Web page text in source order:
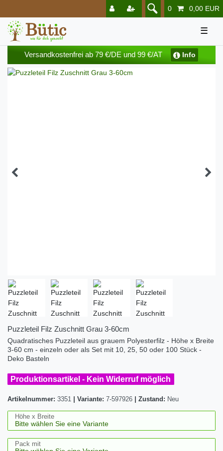
0 0,00 EUR
☰
Versandkostenfrei ab 79 €/DE und 99 €/AT Info
Puzzleteil Filz Zuschnitt Grau 3-60cm
Quadratisches Puzzleteil aus grauem Polyesterfilz - Höhe x Breite
3-60 cm - einzeln oder als Set mit 10, 25, 50 oder 100 Stück -
Deko Basteln
Produktionsartikel - Kein Widerruf möglich
Artikelnummer: 3351 Variante: 7-597926 Zustand: Neu
Höhe x Breite
Pack mit